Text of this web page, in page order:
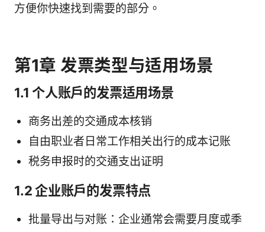
方便你快速找到需要的部分。
第1章 发票类型与适用场景
1.1 个人账户的发票适用场景
商务出差的交通成本核销
自由职业者日常工作相关出行的成本记账
税务申报时的交通支出证明
1.2 企业账户的发票特点
批量导出与对账：企业通常会需要月度或季